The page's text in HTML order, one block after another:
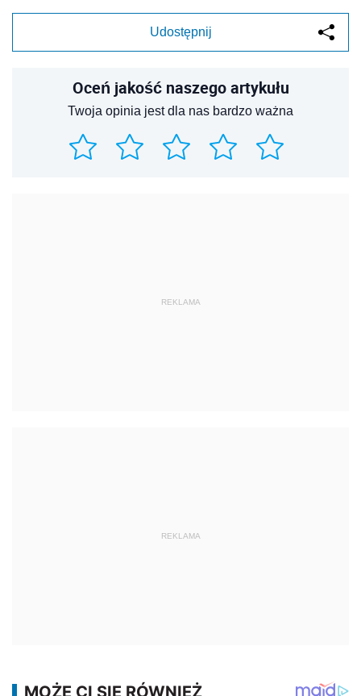
Udostępnij
Oceń jakość naszego artykułu
Twoja opinia jest dla nas bardzo ważna
REKLAMA
REKLAMA